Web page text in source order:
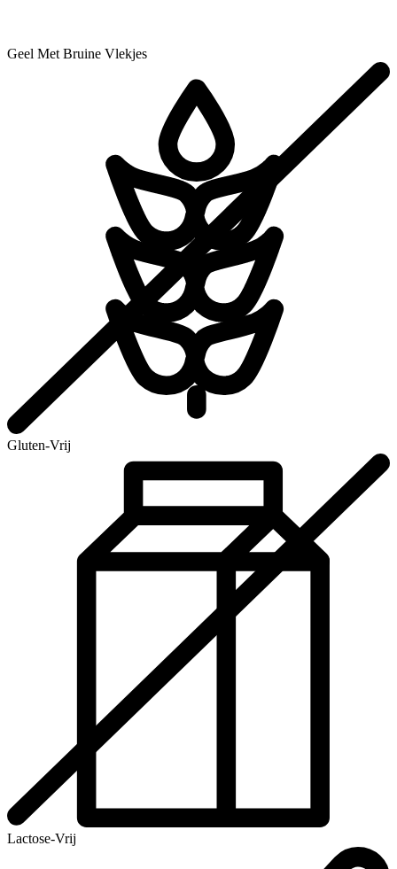
Geel Met Bruine Vlekjes
Gluten-Vrij
Lactose-Vrij